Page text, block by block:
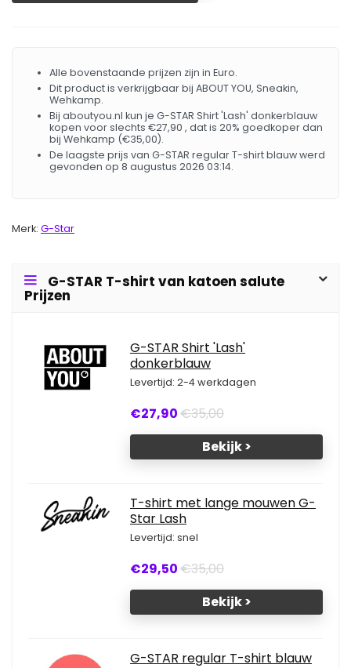
Alle bovenstaande prijzen zijn in Euro.
Dit product is verkrijgbaar bij ABOUT YOU, Sneakin,
Wehkamp.
Bij aboutyou.nl kun je G-STAR Shirt 'Lash' donkerblauw
kopen voor slechts €27,90 , dat is 20% goedkoper dan
bij Wehkamp (€35,00).
De laagste prijs van G-STAR regular T-shirt blauw werd
gevonden op 8 augustus 2026 03:14.
Merk: G-Star
G-STAR T-shirt van katoen salute
Prijzen
G-STAR Shirt 'Lash'
donkerblauw
Levertijd: 2-4 werkdagen
€27,90€35,00
Bekijk >
T-shirt met lange mouwen G-
Star Lash
Levertijd: snel
€29,50€35,00
Bekijk >
G-STAR regular T-shirt blauw